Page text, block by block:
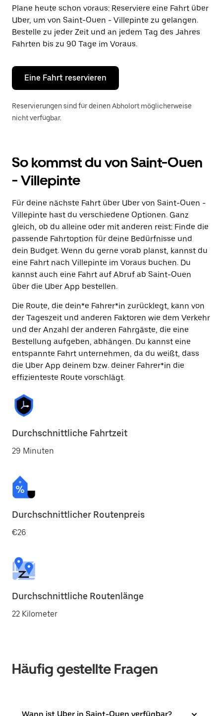
ein
Datum
auszuwählen.
Drücke
die
Escape-
um
den
Kalender
schließen.
Plane heute schon voraus: Reserviere eine Fahrt über
Uber, um von Saint-Ouen - Villepinte zu gelangen.
Bestelle zu jeder Zeit und an jedem Tag des Jahres
Fahrten bis zu 90 Tage im Voraus.
Eine Fahrt reservieren
Reservierungen sind für deinen Abholort möglicherweise
nicht verfügbar.
So kommst du von Saint-Ouen
- Villepinte
Für deine nächste Fahrt über Uber von Saint-Ouen -
Villepinte hast du verschiedene Optionen. Ganz
gleich, ob du alleine oder mit anderen reist: Finde die
passende Fahrtoption für deine Bedürfnisse und
dein Budget. Wenn du gerne vorab planst, kannst du
eine Fahrt nach Villepinte im Voraus buchen. Du
kannst auch eine Fahrt auf Abruf ab Saint-Ouen
über die Uber App bestellen.
Die Route, die dein*e Fahrer*in zurücklegt, kann von
der Tageszeit und anderen Faktoren wie dem Verkehr
und der Anzahl der anderen Fahrgäste, die eine
Bestellung aufgeben, abhängen. Du kannst eine
entspannte Fahrt unternehmen, da du weißt, dass
die Uber App deinem bzw. deiner Fahrer*in die
effizienteste Route vorschlägt.
Durchschnittliche Fahrtzeit
29 Minuten
Durchschnittlicher Routenpreis
€26
Durchschnittliche Routenlänge
22 Kilometer
Häufig gestellte Fragen